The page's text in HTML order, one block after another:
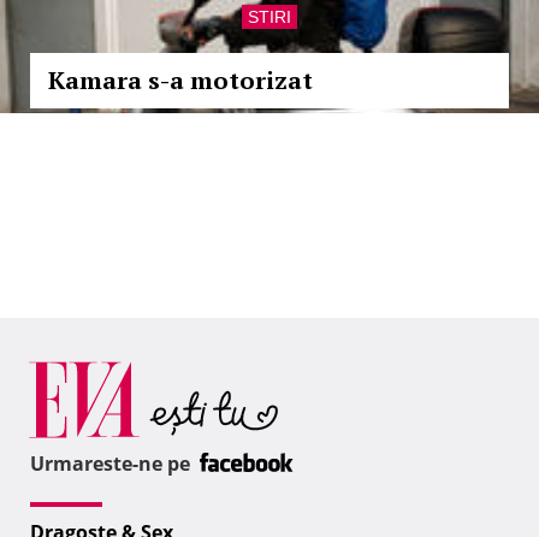
STIRI
Kamara s-a motorizat
Urmareste-ne pe